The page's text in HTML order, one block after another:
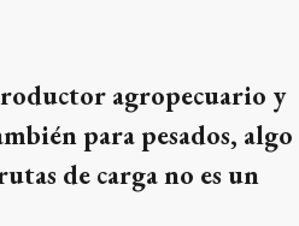
agropecuario y
para pesados, algo
de carga no es un